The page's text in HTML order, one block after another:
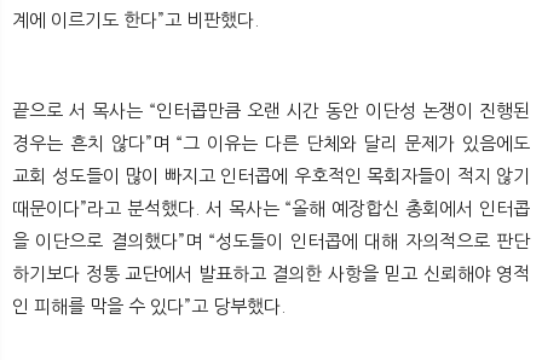
계에 이르기도 한다”고 비판했다.
끝으로 서 목사는 “인터콥만큼 오랜 시간 동안 이단성 논쟁이 진행된
경우는 흔치 않다”며 “그 이유는 다른 단체와 달리 문제가 있음에도
교회 성도들이 많이 빠지고 인터콥에 우호적인 목회자들이 적지 않기
때문이다”라고 분석했다. 서 목사는 “올해 예장합신 총회에서 인터콥
을 이단으로 결의했다”며 “성도들이 인터콥에 대해 자의적으로 판단
하기보다 정통 교단에서 발표하고 결의한 사항을 믿고 신뢰해야 영적
인 피해를 막을 수 있다”고 당부했다.